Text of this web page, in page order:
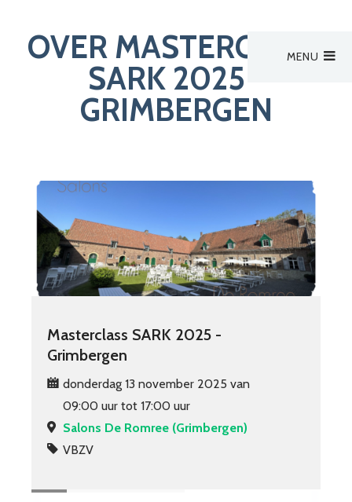
OVER MASTERCLASS
SARK 2025 -
GRIMBERGEN
MENU
Masterclass SARK 2025 -
Grimbergen
donderdag 13 november 2025 van
09:00 uur tot 17:00 uur
Salons De Romree (Grimbergen)
VBZV
Hoofdmenu
Activiteiten
Activiteiten
Aanmelden